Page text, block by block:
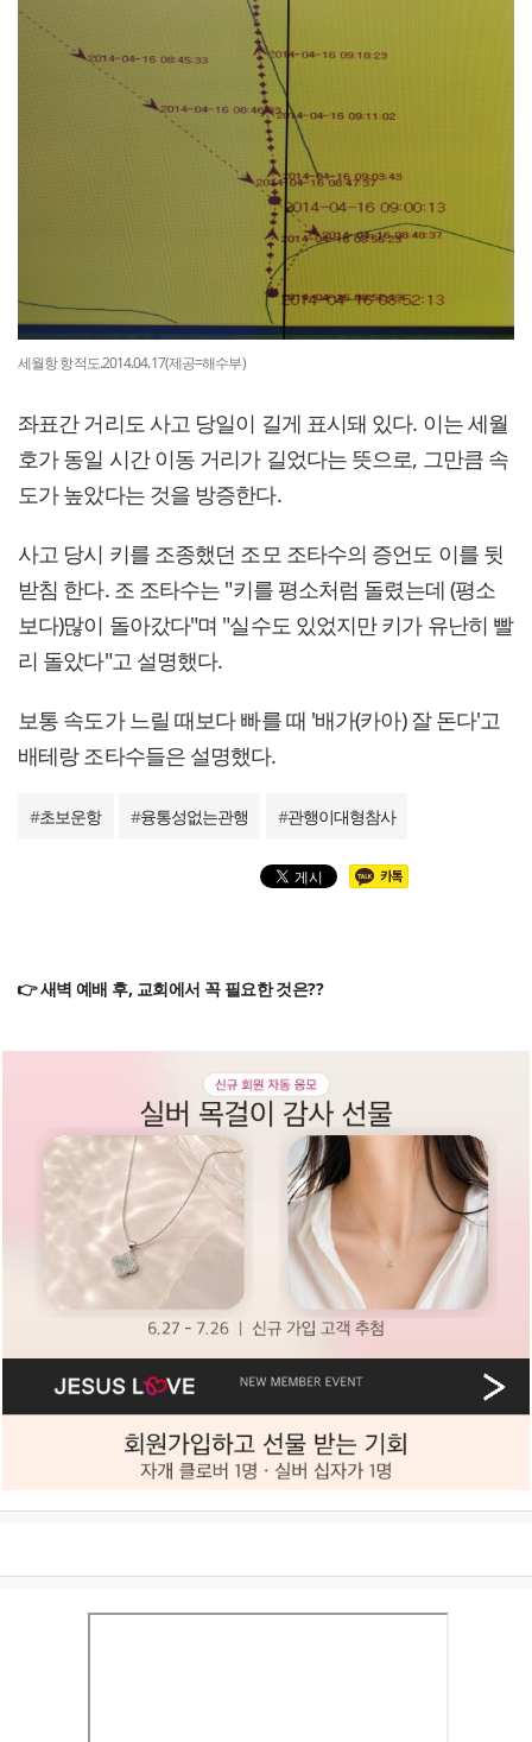
세월항 항적도.2014.04.17(제공=해수부)
좌표간 거리도 사고 당일이 길게 표시돼 있다. 이는 세월
호가 동일 시간 이동 거리가 길었다는 뜻으로, 그만큼 속
도가 높았다는 것을 방증한다.
사고 당시 키를 조종했던 조모 조타수의 증언도 이를 뒷
받침 한다. 조 조타수는 "키를 평소처럼 돌렸는데 (평소
보다)많이 돌아갔다"며 "실수도 있었지만 키가 유난히 빨
리 돌았다"고 설명했다.
보통 속도가 느릴 때보다 빠를 때 '배가(카아) 잘 돈다'고
배테랑 조타수들은 설명했다.
#초보운항 #융통성없는관행 #관행이대형참사
👉 새벽 예배 후, 교회에서 꼭 필요한 것은??